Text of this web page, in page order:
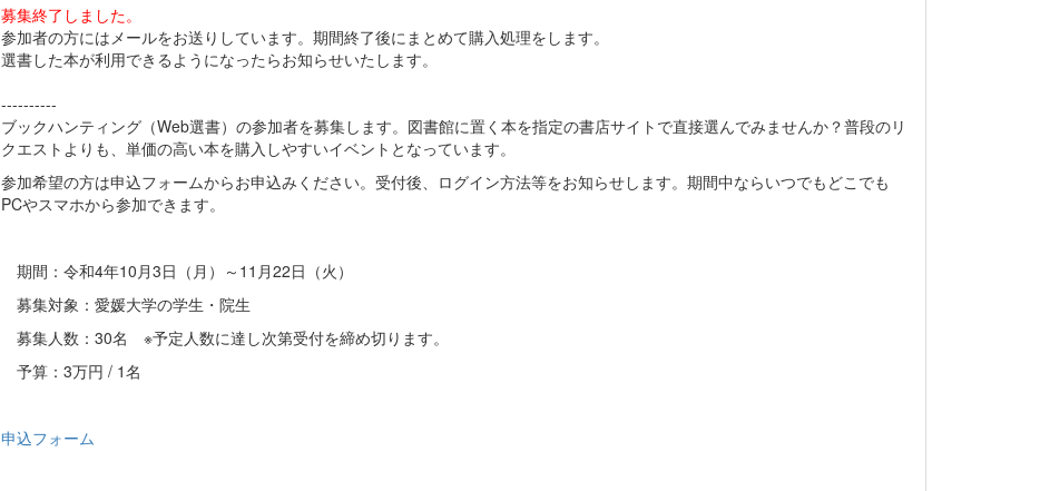
募集終了しました。
参加者の方にはメールをお送りしています。期間終了後にまとめて購入処理をします。
選書した本が利用できるようになったらお知らせいたします。
----------
ブックハンティング（Web選書）の参加者を募集します。図書館に置く本を指定の書店サイトで直接選んでみませんか？普段のリ
クエストよりも、単価の高い本を購入しやすいイベントとなっています。
参加希望の方は申込フォームからお申込みください。受付後、ログイン方法等をお知らせします。期間中ならいつでもどこでも
PCやスマホから参加できます。
期間：令和4年10 月3日（月）～ 11 月22日（火）
募集対象：愛媛大学の学生・院生
募集人数： 30名 ※予定人数に達し次第受付を締め切ります。
予算： 3万円 / 1名
申込フォーム